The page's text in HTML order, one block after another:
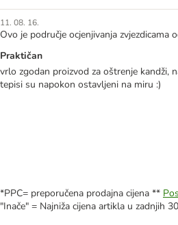
11. 08. 16.
Ovo je područje ocjenjivanja zvjezdicama
Praktičan
vrlo zgodan proizvod za oštrenje kandži,
tepisi su napokon ostavljeni na miru :)
*PPC= preporučena prodajna cijena **
"Inače" = Najniža cijena artikla u zadnjih